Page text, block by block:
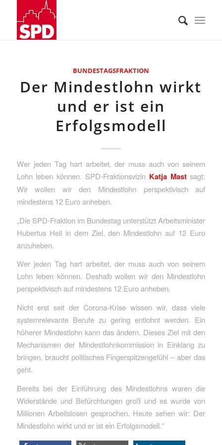
BUNDESTAGSFRAKTION
Der Mindestlohn wirkt
und er ist ein
Erfolgsmodell
Wer jeden Tag hart arbeitet, der muss auch von seinem
Lohn leben können. SPD-Fraktionsvizin Katja Mastsagt:
Wir wollen wir den Mindestlohn perspektivisch auf
mindestens 12 Euro anheben.
„Die SPD-Fraktion im Bundestag unterstützt Arbeitsminister
Hubertus Heil in dem Ziel, den Mindestlohn auf 12 Euro
anzuheben.
Wer jeden Tag hart arbeitet, der muss auch von seinem
Lohn leben können. Deshalb wollen wir den Mindestlohn
perspektivisch auf mindestens 12 Euro anheben.
Nicht erst seit der Corona-Krise wissen wir, dass viele
systemrelevante Berufe zu gering entlohnt werden. Ein
höherer Mindestlohn kann das ändern. Dieses Ziel mit den
Mechanismen der Mindestlohnkommission in Einklang zu
bringen, braucht politisches Fingerspitzengefühl – aber das
geht.
Bereits bei der Einführung des Mindestlohns waren die
Widerstände und Befürchtungen groß und es wurde von
Millionen Arbeitslosen gesprochen. Heute sehen wir: Der
Mindestlohn wirkt und er ist ein Erfolgsmodell.“